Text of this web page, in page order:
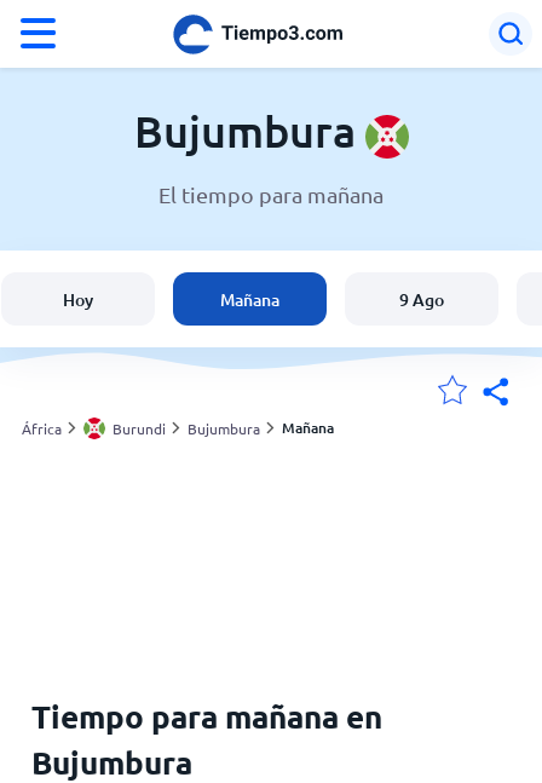
El clima en Bujumbura
España
Argentina
Bujumbura
El tiempo para mañana
Hoy Mañana 9 Ago
África Burundi Bujumbura Mañana
Tiempo para mañana en
Bujumbura